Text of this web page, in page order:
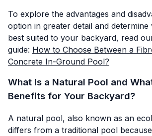
To explore the advantages and
option in greater detail and determine
best suited to your backyard, read
guide: How to Choose Between a
Concrete In-Ground Pool?
What Is a Natural Pool and
Benefits for Your Backyard?
A natural pool, also known as an
differs from a traditional pool